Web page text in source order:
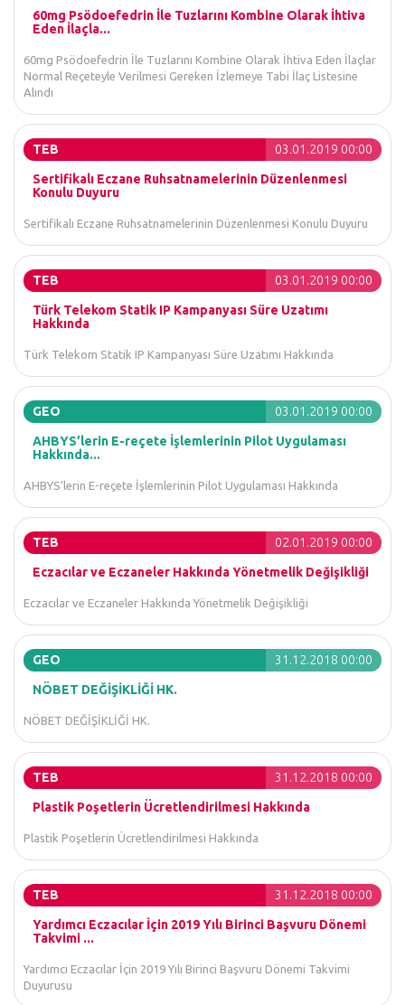
60mg Psödoefedrin İle Tuzlarını Kombine Olarak İhtiva
Eden İlaçla...
60mg Psödoefedrin İle Tuzlarını Kombine Olarak İhtiva Eden İlaçlar
Normal Reçeteyle Verilmesi Gereken İzlemeye Tabi İlaç Listesine
Alındı
TEB 03.01.2019 00:00
Sertifikalı Eczane Ruhsatnamelerinin Düzenlenmesi
Konulu Duyuru
Sertifikalı Eczane Ruhsatnamelerinin Düzenlenmesi Konulu Duyuru
TEB 03.01.2019 00:00
Türk Telekom Statik IP Kampanyası Süre Uzatımı
Hakkında
Türk Telekom Statik IP Kampanyası Süre Uzatımı Hakkında
GEO 03.01.2019 00:00
AHBYS’lerin E-reçete İşlemlerinin Pilot Uygulaması
Hakkında...
AHBYS’lerin E-reçete İşlemlerinin Pilot Uygulaması Hakkında
TEB 02.01.2019 00:00
Eczacılar ve Eczaneler Hakkında Yönetmelik Değişikliği
Eczacılar ve Eczaneler Hakkında Yönetmelik Değişikliği
GEO 31.12.2018 00:00
NÖBET DEĞİŞİKLİĞİ HK.
NÖBET DEĞİŞİKLİĞİ HK.
TEB 31.12.2018 00:00
Plastik Poşetlerin Ücretlendirilmesi Hakkında
Plastik Poşetlerin Ücretlendirilmesi Hakkında
TEB 31.12.2018 00:00
Yardımcı Eczacılar İçin 2019 Yılı Birinci Başvuru Dönemi
Takvimi ...
Yardımcı Eczacılar İçin 2019 Yılı Birinci Başvuru Dönemi Takvimi
Duyurusu